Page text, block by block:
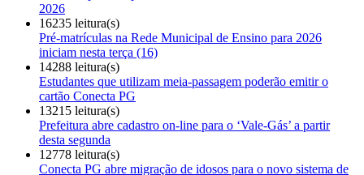
2026
16235 leitura(s)
Pré-matrículas na Rede Municipal de Ensino para 2026
iniciam nesta terça (16)
14288 leitura(s)
Estudantes que utilizam meia-passagem poderão emitir o
cartão Conecta PG
13215 leitura(s)
Prefeitura abre cadastro on-line para o ‘Vale-Gás’ a partir
desta segunda
12778 leitura(s)
Conecta PG abre migração de idosos para o novo sistema de